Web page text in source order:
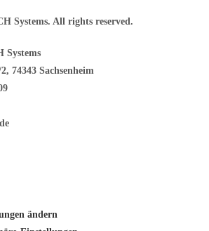
Systems. All rights reserved.
Systems
74343 Sachsenheim
ändern